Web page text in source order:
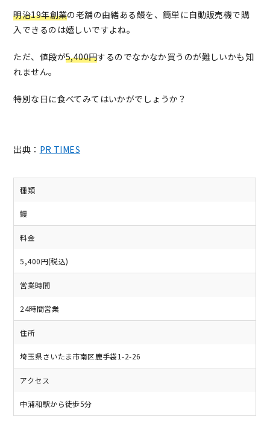
明治19年創業の老舗の由緒ある鰻を、簡単に自動販売機で購
入できるのは嬉しいですよね。
ただ、値段が5,400円するのでなかなか買うのが難しいかも知
れません。
特別な日に食べてみてはいかがでしょうか？
出典： PR TIMES
種類
鰻
料金
5,400円(税込)
営業時間
24時間営業
住所
埼玉県さいたま市南区鹿手袋1-2-26
アクセス
中浦和駅から徒歩5分